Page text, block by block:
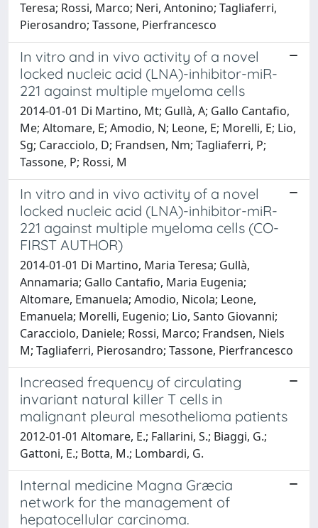
Teresa; Rossi, Marco; Neri, Antonino; Tagliaferri,
Pierosandro; Tassone, Pierfrancesco
In vitro and in vivo activity of a novel
locked nucleic acid (LNA)-inhibitor-miR-
221 against multiple myeloma cells
2014-01-01 Di Martino, Mt; Gullà, A; Gallo Cantafio,
Me; Altomare, E; Amodio, N; Leone, E; Morelli, E; Lio,
Sg; Caracciolo, D; Frandsen, Nm; Tagliaferri, P;
Tassone, P; Rossi, M
In vitro and in vivo activity of a novel
locked nucleic acid (LNA)-inhibitor-miR-
221 against multiple myeloma cells (CO-
FIRST AUTHOR)
2014-01-01 Di Martino, Maria Teresa; Gullà,
Annamaria; Gallo Cantafio, Maria Eugenia;
Altomare, Emanuela; Amodio, Nicola; Leone,
Emanuela; Morelli, Eugenio; Lio, Santo Giovanni;
Caracciolo, Daniele; Rossi, Marco; Frandsen, Niels
M; Tagliaferri, Pierosandro; Tassone, Pierfrancesco
Increased frequency of circulating
invariant natural killer T cells in
malignant pleural mesothelioma patients
2012-01-01 Altomare, E.; Fallarini, S.; Biaggi, G.;
Gattoni, E.; Botta, M.; Lombardi, G.
Internal medicine Magna Græcia
network for the management of
hepatocellular carcinoma.